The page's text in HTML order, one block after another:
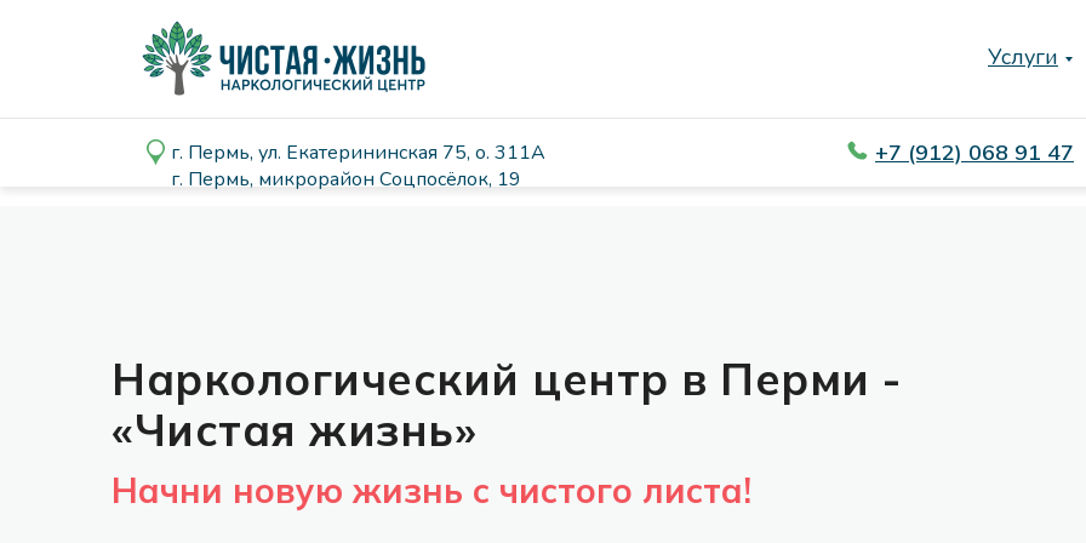
Услуги
г. Пермь, ул. Екатерининская 75, о. 311А
г. Пермь, микрорайон Соцпосёлок, 19
+7 (912) 068 91 47
Услуги
г. Пермь, ул. Екатерининская 75, о. 311А
г.Пермь, микрорайон Соцпосёлок, 19
+7 (912) 068 91 47
Наркологический центр в Перми -
«Чистая жизнь»
Начни новую жизнь с чистого листа!